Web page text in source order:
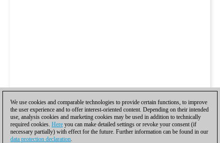
We use cookies and comparable technologies to provide certain functions, to improve
the user experience and to offer interest-oriented content. Depending on their intended
use, analysis cookies and marketing cookies may be used in addition to technically
required cookies. Here you can make detailed settings or revoke your consent (if
necessary partially) with effect for the future. Further information can be found in our
data protection declaration.